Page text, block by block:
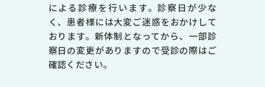
による診療を行います。診察日が少な
く、患者様には大変ご迷惑をおかけして
おります。新体制となってから、一部診
察日の変更がありますので受診の際はご
確認ください。